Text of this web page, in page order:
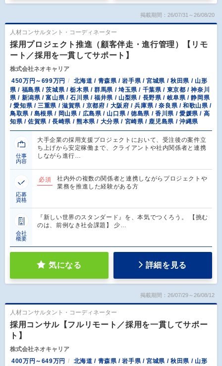
掲載期間：26/07/31～26/08/20
人材コンサルタント・コーディネーター
採用プロジェクト推進（顧客伴走・進行管理）【リモ
ート／採用を一貫してサポート】
株式会社ネオキャリア
450万円～699万円
北海道 / 青森県 / 岩手県 / 宮城県 / 秋田県 / 山形
県 / 福島県 / 茨城県 / 栃木県 / 群馬県 / 埼玉県 / 千葉県 / 東京都 / 神奈川
県 / 新潟県 / 富山県 / 石川県 / 福井県 / 山梨県 / 長野県 / 岐阜県 / 静岡県
/ 愛知県 / 三重県 / 滋賀県 / 京都府 / 大阪府 / 兵庫県 / 奈良県 / 和歌山県 /
鳥取県 / 島根県 / 岡山県 / 広島県 / 山口県 / 徳島県 / 香川県 / 愛媛県 / 高
知県 / 佐賀県 / 長崎県 / 熊本県 / 大分県 / 宮崎県 / 鹿児島県 / 沖縄県
仕事
内容
大手企業の採用支援プロジェクトにおいて、受注後の案件立
ち上げから安定稼働まで、クライアントや社内関係者と連携
しながら進行…
応募
資格
必須
社内外の複数の関係者と連携しながらプロジェクトや
業務を推進した経験がある方
会社
概要
『新しい世界のスタンダード』を、本気でつくろう。 【挑む
のは、前例なき社会課題】 少…
気になる 詳細を見る
掲載期間：26/07/29～26/08/12
人材コンサルタント・コーディネーター
採用コンサル【フルリモート／採用を一貫してサポー
ト】
株式会社ネオキャリア
400万円～649万円
北海道 / 青森県 / 岩手県 / 宮城県 / 秋田県 / 山形